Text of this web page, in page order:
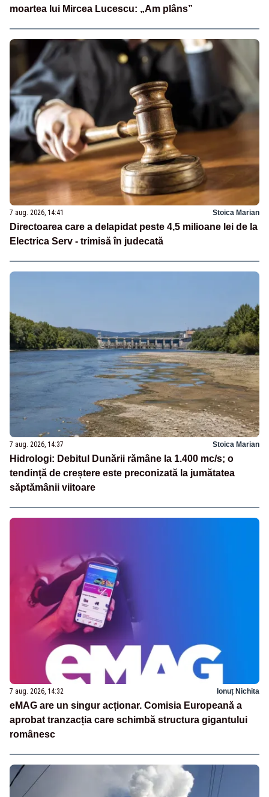
moartea lui Mircea Lucescu: „Am plâns”
7 aug. 2026, 14:41 Stoica Marian
Directoarea care a delapidat peste 4,5 milioane lei de la
Electrica Serv - trimisă în judecată
7 aug. 2026, 14:37 Stoica Marian
Hidrologi: Debitul Dunării rămâne la 1.400 mc/s; o
tendință de creștere este preconizată la jumătatea
săptămânii viitoare
7 aug. 2026, 14:32 Ionuț Nichita
eMAG are un singur acționar. Comisia Europeană a
aprobat tranzacția care schimbă structura gigantului
românesc